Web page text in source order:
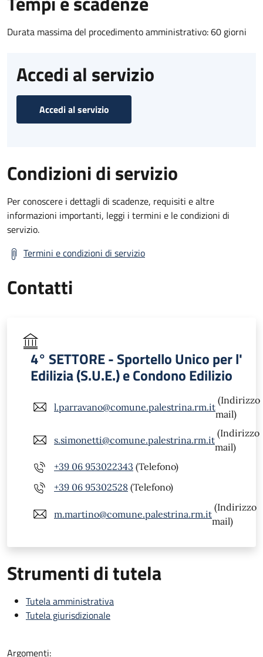
Durata massima del procedimento amministrativo: 60 giorni
Accedi al servizio
Accedi al servizio
Condizioni di servizio
Per conoscere i dettagli di scadenze, requisiti e altre
informazioni importanti, leggi i termini e le condizioni di
servizio.
Termini e condizioni di servizio
Contatti
4° SETTORE - Sportello Unico per l'
Edilizia (S.U.E.) e Condono Edilizio
l.parravano@comune.palestrina.rm.it
(Indirizzo
mail)
s.simonetti@comune.palestrina.rm.it
(Indirizzo
mail)
+39 06 953022343 (Telefono)
+39 06 95302528 (Telefono)
m.martino@comune.palestrina.rm.it
(Indirizzo
mail)
Strumenti di tutela
Tutela amministrativa
Tutela giurisdizionale
Argomenti: